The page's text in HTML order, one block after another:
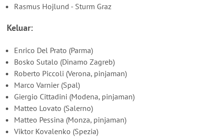
Rasmus Hojlund - Sturm Graz
Keluar:
Enrico Del Prato (Parma)
Bosko Sutalo (Dinamo Zagreb)
Roberto Piccoli (Verona, pinjaman)
Marco Varnier (Spal)
Giergio Cittadini (Modena, pinjaman)
Matteo Lovato (Salerno)
Matteo Pessina (Monza, pinjaman)
Viktor Kovalenko (Spezia)